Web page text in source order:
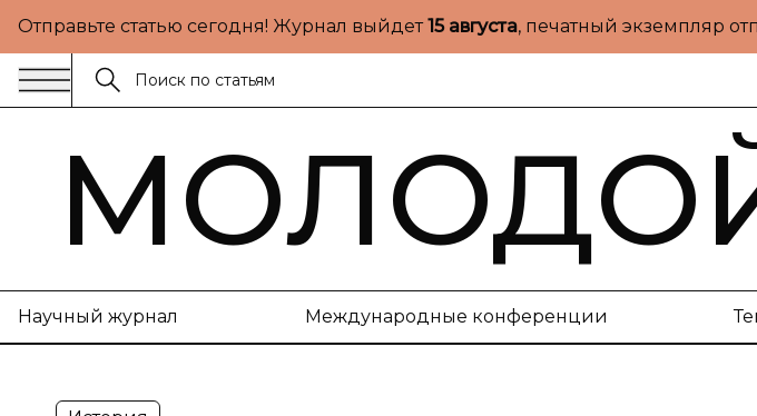
Отправьте статью сегодня! Журнал выйдет15 августа, печатный экземпляр
Научный журнал Международные конференции